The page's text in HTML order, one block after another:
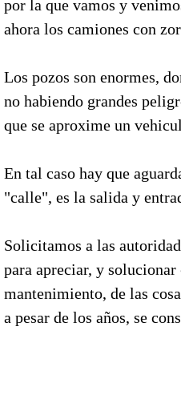
por la que vamos y
ahora los camiones con
Los pozos son enormes,
no habiendo grandes
que se aproxime un
En tal caso hay que
"calle", es la salida y
Solicitamos a las
para apreciar, y
mantenimiento, de las
a pesar de los años, se